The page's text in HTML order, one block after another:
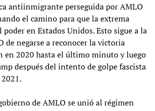
antiinmigrante perseguida por AMLO
el camino para que la extrema
poder en Estados Unidos. Esto sigue a la
de negarse a reconocer la victoria
en 2020 hasta el último minuto y luego
después del intento de golpe fascista
de AMLO se unió al régimen